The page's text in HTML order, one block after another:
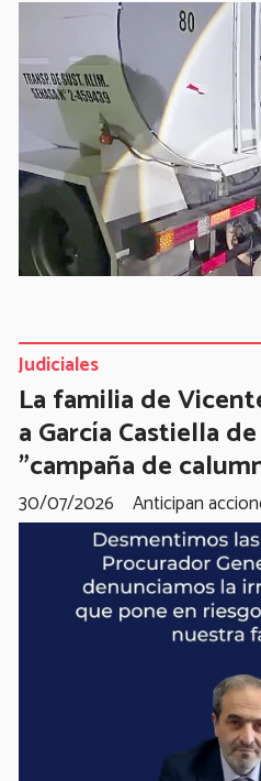
La familia de
a García Castiella
"campaña de
Anticipan
Judiciales
30/07/2026